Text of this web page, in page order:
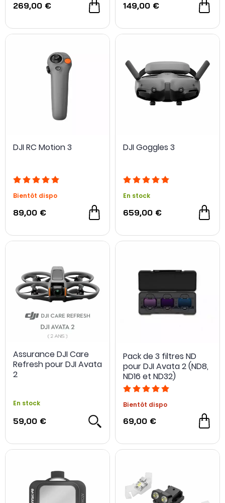
269,00 € 149,00 €
DJI RC Motion 3
Bientôt dispo
89,00 €
DJI Goggles 3
En stock
659,00 €
Assurance DJI Care
Refresh pour DJI Avata
2
En stock
59,00 €
Pack de 3 filtres ND
pour DJI Avata 2 (ND8,
ND16 et ND32)
Bientôt dispo
69,00 €